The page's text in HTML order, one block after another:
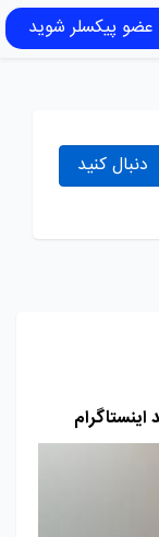
عضو پیکسلر شوید
دنبال کنید